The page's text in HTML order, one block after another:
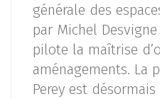
générale des
par Michel Desvigne
pilote la maîtrise
aménagements. La
Perey est